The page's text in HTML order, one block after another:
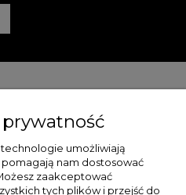
umożliwiają
nam dostosować
zaakceptować
tych plików i przejść do